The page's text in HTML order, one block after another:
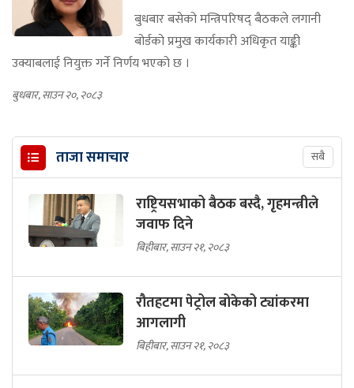
बुधबार बसेको मन्त्रिपरिषद् बैठकले लगानी
बोर्डको प्रमुख कार्यकारी अधिकृत याङ्की
उक्याबलाई नियुक्त गर्ने निर्णय भएको छ ।
बुधबार, साउन २०, २०८३
ताजा समाचार सबै
राष्ट्रियसभाको बैठक बस्दै, गृहमन्त्रीले
जवाफ दिने
बिहीबार, साउन २१, २०८३
रौतहटमा पेट्रोल बोकेको ट्यांकरमा
आगलागी
बिहीबार, साउन २१, २०८३